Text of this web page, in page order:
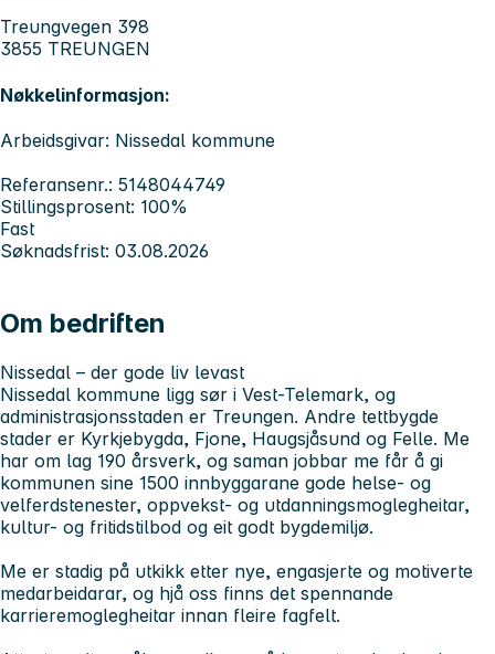
Treungvegen 398
3855 TREUNGEN
Nøkkelinformasjon:
Arbeidsgivar: Nissedal kommune
Referansenr.: 5148044749
Stillingsprosent: 100%
Fast
Søknadsfrist: 03.08.2026
Om bedriften
Nissedal – der gode liv levast
Nissedal kommune ligg sør i Vest-Telemark, og
administrasjonsstaden er Treungen. Andre tettbygde
stader er Kyrkjebygda, Fjone, Haugsjåsund og Felle. Me
har om lag 190 årsverk, og saman jobbar me får å gi
kommunen sine 1500 innbyggarane gode helse- og
velferdstenester, oppvekst- og utdanningsmoglegheitar,
kultur- og fritidstilbod og eit godt bygdemiljø.
Me er stadig på utkikk etter nye, engasjerte og motiverte
medarbeidarar, og hjå oss finns det spennande
karrieremoglegheitar innan fleire fagfelt.